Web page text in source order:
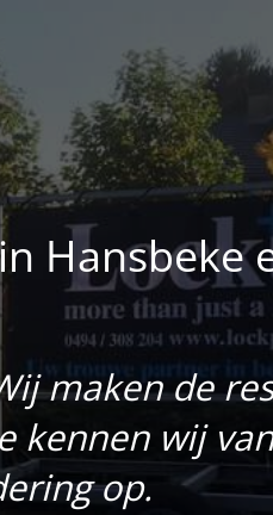
Hansbeke
maken de
kennen wij
op.